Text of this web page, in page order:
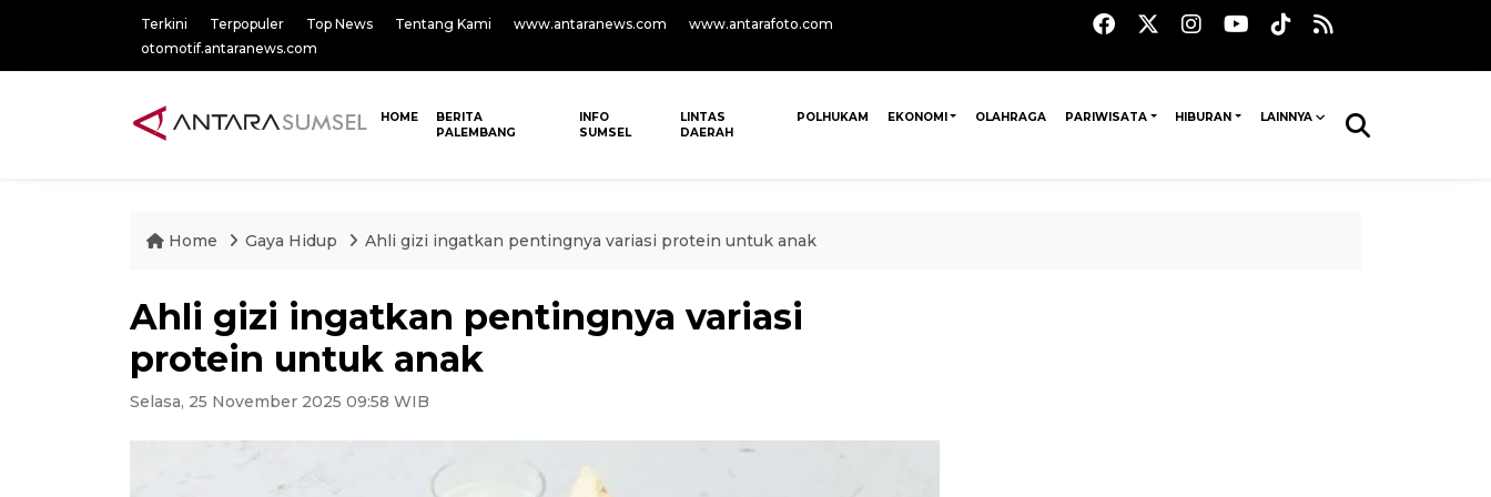
Terkini Terpopuler Top News Tentang Kami www.antaranews.com
www.antarafoto.com
otomotif.antaranews.com
HOME
BERITA
PALEMBANG
INFO
SUMSEL
LINTAS
DAERAH
POLHUKAM EKONOMI OLAHRAGA PARIWISATA HIBURAN LAINNYA
Home Gaya Hidup Ahli gizi ingatkan pentingnya variasi protein untuk anak
Ahli gizi ingatkan pentingnya variasi
protein untuk anak
Selasa, 25 November 2025 09:58 WIB